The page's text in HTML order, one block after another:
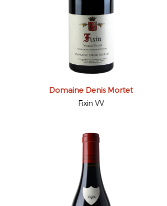
Domaine Denis Mortet
Fixin VV